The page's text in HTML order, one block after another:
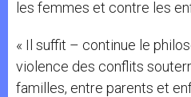
les femmes et contre les
« Il suffit – continue le
violence des conflits
familles, entre parents et